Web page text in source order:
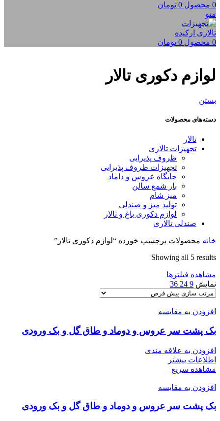
0 محصول 0 تومان
منو
0 محصول 0 تومان
لوازم دکوری تالار
بستن
دسته‌های محصولات
تالار
تجهیزات تالاری
ظروف پذیرایی
تجهیزات ظروف پذیرایی
جایگاه عروس و داماد
بار شمع سالن
میز شام
تولید میز و صندلی
لوازم دکوری باغ و تالار
صندلی تالاری
خانه محصولات برچسب خورده “لوازم دکوری تالار”
Showing all 5 results
مشاهده فیلترها
نمایش 9
24
36
افزودن به مقایسه
بک پشت سر عروس و دوماد و طاق گل و بک ورودی
افزودن به علاقه مندی
اطلاعات بیشتر
مشاهده سریع
افزودن به مقایسه
بک پشت سر عروس و دوماد و طاق گل و بک ورودی